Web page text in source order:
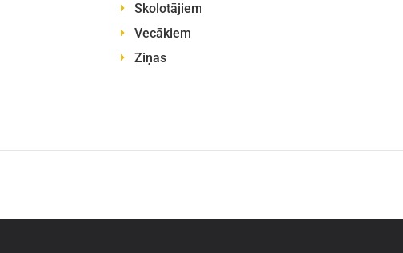
Skolotājiem
Vecākiem
Ziņas